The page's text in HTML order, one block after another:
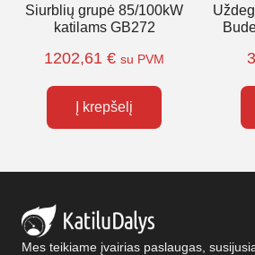
Siurblių grupė 85/100kW
katilams GB272
1202,61 € su PVM
Į krepšelį
Mes teikiame įvairias paslaugas,